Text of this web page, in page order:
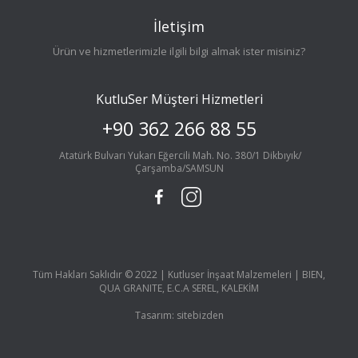
İletişim
Ürün ve hizmetlerimizle ilgili bilgi almak ister misiniz?
KutluSer Müşteri Hizmetleri
+90 362 266 88 55
Atatürk Bulvarı Yukarı Eğercili Mah. No. 380/1 Dikbıyık/
Çarşamba/SAMSUN
Tüm Hakları Saklıdır © 2022 | Kutluser İnşaat Malzemeleri | BIEN,
QUA GRANITE, E.C.A SEREL, KALEKİM
Tasarım: sitebizden